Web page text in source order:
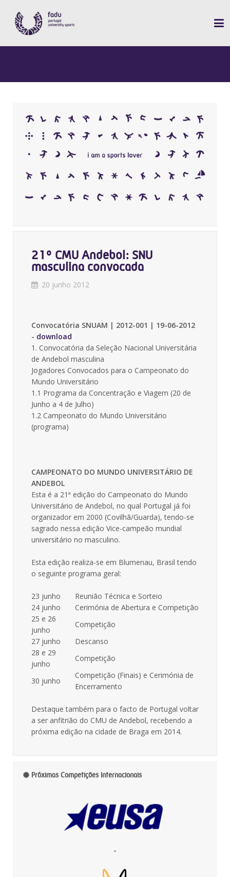
21º CMU Andebol: SNU
masculina convocada
20 junho 2012
Convocatória SNUAM | 2012-001 | 19-06-2012
- download
1. Convocatória da Seleção Nacional Universitária
de Andebol masculina
Jogadores Convocados para o Campeonato do
Mundo Universitário
1.1 Programa da Concentração e Viagem (20 de
Junho a 4 de Julho)
1.2 Campeonato do Mundo Universitário
(programa)
CAMPEONATO DO MUNDO UNIVERSITÁRIO DE
ANDEBOL
Esta é a 21ª edição do Campeonato do Mundo
Universitário de Andebol, no qual Portugal já foi
organizador em 2000 (Covilhã/Guarda), tendo-se
sagrado nessa edição Vice-campeão mundial
universitário no masculino.
Esta edição realiza-se em Blumenau, Brasil tendo
o seguinte programa geral:
23 junho
Reunião Técnica e Sorteio
24 junho
Cerimónia de Abertura e Competição
25 e 26
junho
Competição
27 junho
Descanso
28 e 29
junho
Competição
30 junho
Competição (Finais) e Cerimónia de
Encerramento
Destaque também para o facto de Portugal voltar
a ser anfitrião do CMU de Andebol, recebendo a
próxima edição na cidade de Braga em 2014.
Próximas Competições Internacionais
-